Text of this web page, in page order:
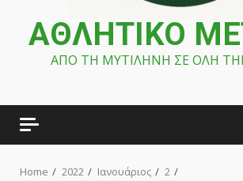
ΑΘΛΗΤΙΚΟ
ΑΠΟ ΤΗ ΜΥΤΙΛΗΝΗ ΣΕ ΟΛΗ
Home 2022 Ιανουάριος 2